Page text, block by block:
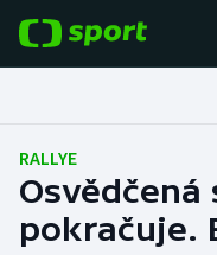
Fotbal
Hokej
RALLYE
Osvědčená
pokračuje.